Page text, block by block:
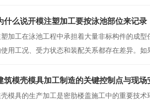
什么说开模注塑加工要按泳池部位来记录
加工在泳池工程中承担着大量非标构件的成
用工况、受力状态和装配关系都存在差异。
筑模壳模具加工制造的关键控制点与现
模具的生产加工是密肋楼盖施工中的重要技